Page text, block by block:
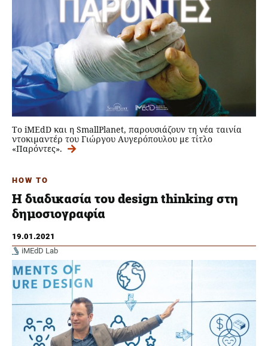
Tο iMEdD και η SmallPlanet, παρουσιάζουν τη νέα ταινία
ντοκιμαντέρ του Γιώργου Αυγερόπουλου με τίτλο
«Παρόντες».
HOW TO
Η διαδικασία του design thinking στη
δημοσιογραφία
19.01.2021
iMEdD Lab